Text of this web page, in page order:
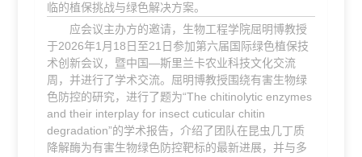
临的植保挑战与绿色解决方案。
应会议主办方的邀请，生物工程学院屈明博教授
于2026年1月18日至21日参加第六届国际绿色植保技
术创新会议，暨中国—斯里兰卡农业科技文化交流
周，并进行了学术交流。屈明博教授围绕有害生物绿
色防控的研究，进行了题为“The chitinolytic enzymes
and their interplay for insect cuticular chitin
degradation”的学术报告，介绍了团队在昆虫几丁质
降解酶为有害生物绿色防控靶标的最新进展，并与多